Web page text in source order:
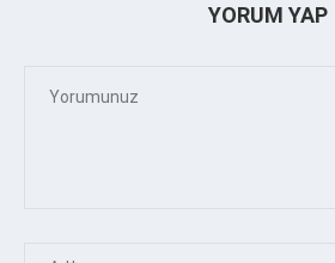
YORUM YAP